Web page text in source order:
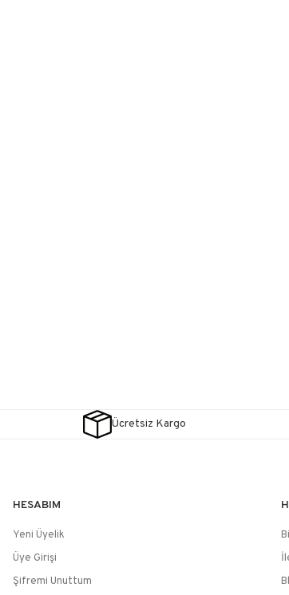
Ücretsiz Kargo
HESABIM
Yeni Üyelik
Üye Girişi
Şifremi Unuttum